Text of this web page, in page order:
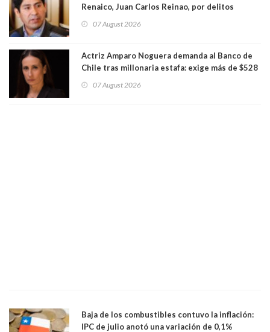
Renaico, Juan Carlos Reinao, por delitos
07 August 2026
Actriz Amparo Noguera demanda al Banco de
Chile tras millonaria estafa: exige más de $528
07 August 2026
Baja de los combustibles contuvo la inflación:
IPC de julio anotó una variación de 0,1%